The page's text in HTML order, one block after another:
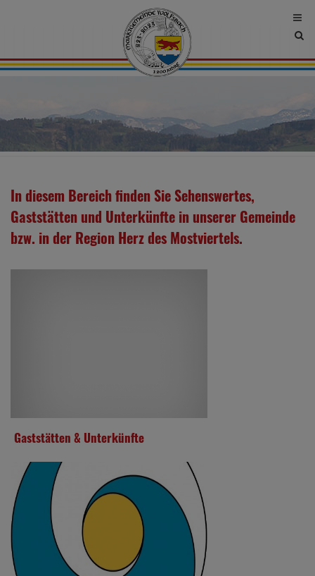
Site
In diesem Bereich finden Sie Sehenswertes,
Gaststätten und Unterkünfte in unserer Gemeinde
bzw. in der Region Herz des Mostviertels.
Gaststätten & Unterkünfte